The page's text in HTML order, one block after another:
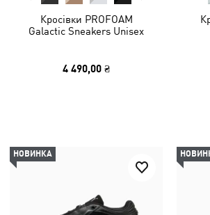
Кросівки PROFOAM
Galactic Sneakers Unisex
4 490,00 ₴
НОВИНКА